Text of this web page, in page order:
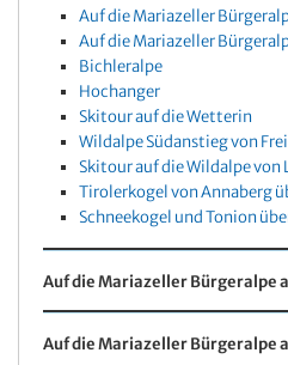
Auf die Mariazeller
Auf die Mariazeller
Bichleralpe
Hochanger
Skitour auf die Wetterin
Wildalpe Südanstieg von
Skitour auf die Wildalpe von
Tirolerkogel von Annaberg
Schneekogel und Tonion
Auf die Mariazeller Bürgeralpe
Auf die Mariazeller Bürgeralpe